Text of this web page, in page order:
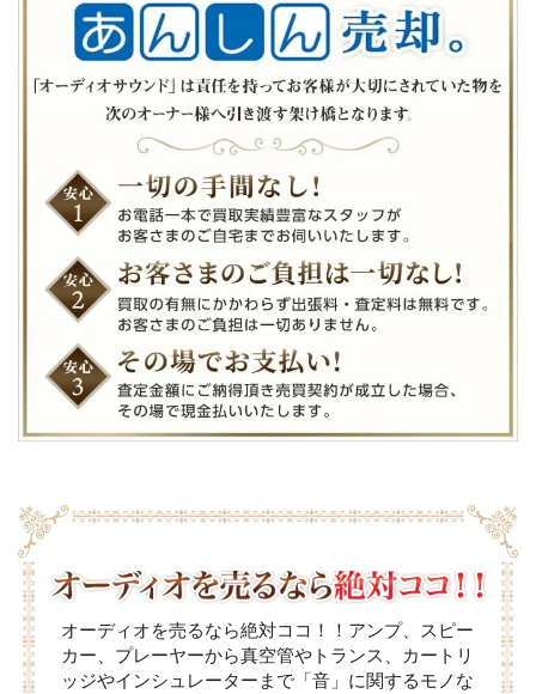
オーディオを売るなら絶対ココ！！アンプ、スピー
カー、プレーヤーから真空管やトランス、カートリ
ッジやインシュレーターまで「音」に関するモノな